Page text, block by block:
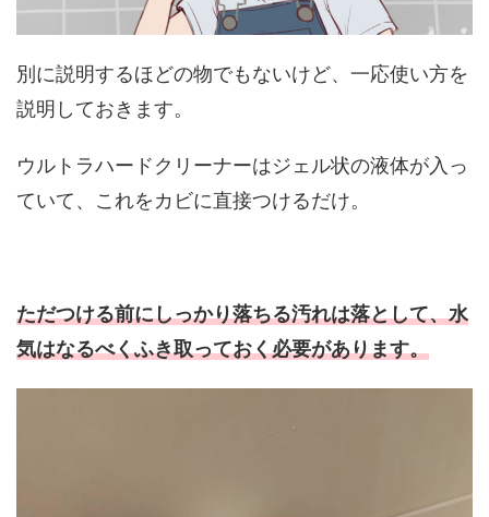
別に説明するほどの物でもないけど、一応使い方を
説明しておきます。
ウルトラハードクリーナーはジェル状の液体が入っ
ていて、これをカビに直接つけるだけ。
ただつける前にしっかり落ちる汚れは落として、水
気はなるべくふき取っておく必要があります。